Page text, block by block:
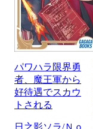
パワハラ限界勇
者、魔王軍から
好待遇でスカウ
トされる